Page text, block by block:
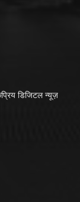
डिजिटल न्यूज़